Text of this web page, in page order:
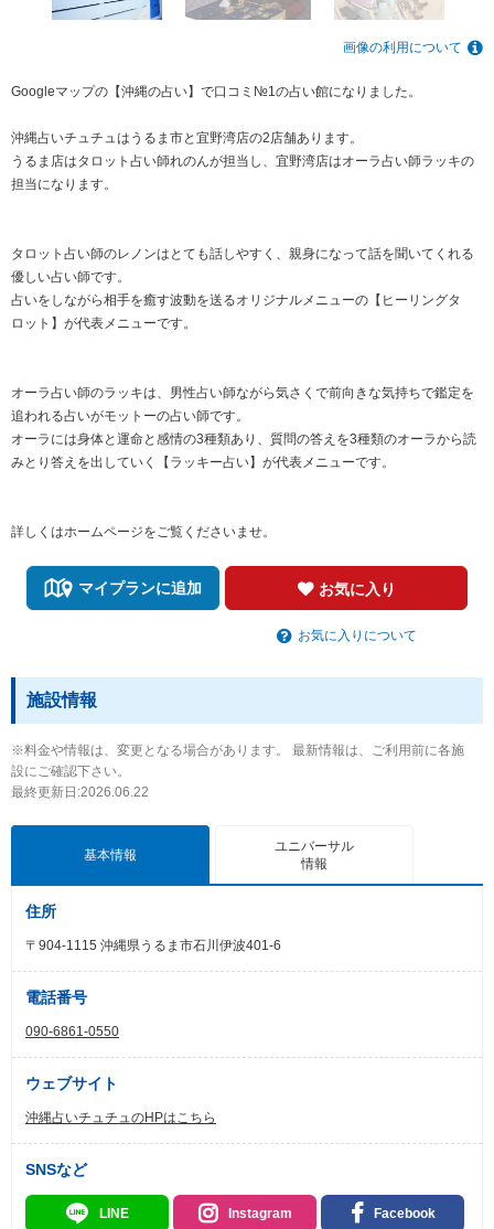
画像の利用について
Googleマップの【沖縄の占い】で口コミ№1の占い館になりました。
沖縄占いチュチュはうるま市と宜野湾店の2店舗あります。
うるま店はタロット占い師れのんが担当し、宜野湾店はオーラ占い師ラッキの
担当になります。
タロット占い師のレノンはとても話しやすく、親身になって話を聞いてくれる
優しい占い師です。
占いをしながら相手を癒す波動を送るオリジナルメニューの【ヒーリングタ
ロット】が代表メニューです。
オーラ占い師のラッキは、男性占い師ながら気さくで前向きな気持ちで鑑定を
追われる占いがモットーの占い師です。
オーラには身体と運命と感情の3種類あり、質問の答えを3種類のオーラから読
みとり答えを出していく【ラッキー占い】が代表メニューです。
詳しくはホームページをご覧くださいませ。
マイプランに追加 お気に入り
お気に入りについて
施設情報
※料金や情報は、変更となる場合があります。 最新情報は、ご利用前に各施
設にご確認下さい。
最終更新日:2026.06.22
基本情報
ユニバーサル
情報
住所
〒904-1115 沖縄県うるま市石川伊波401-6
電話番号
090-6861-0550
ウェブサイト
沖縄占いチュチュのHPはこちら
SNSなど
LINE Instagram Facebook